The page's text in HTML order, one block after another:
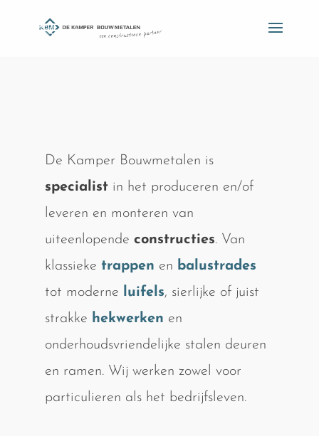
De Kamper Bouwmetalen is
specialistin het produceren en/of
leveren en monteren van
uiteenlopende constructies. Van
klassieke trappen en balustrades
tot moderne luifels, sierlijke of juist
strakke hekwerken en
onderhoudsvriendelijke stalen deuren
en ramen. Wij werken zowel voor
particulieren als het bedrijfsleven.